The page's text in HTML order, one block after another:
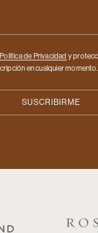
Politica de Privacidad y
en cualquier momento.